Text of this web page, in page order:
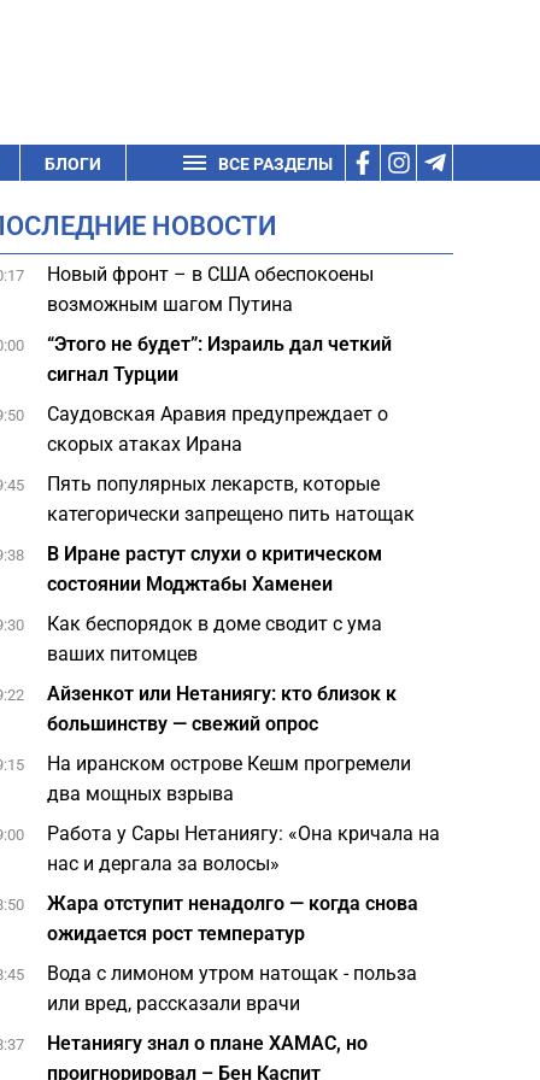
БЛОГИ ВСЕ РАЗДЕЛЫ
НОВОСТИ
Новый фронт – в США обеспокоены
возможным шагом Путина
“Этого не будет”: Израиль дал четкий
сигнал Турции
Саудовская Аравия предупреждает о
скорых атаках Ирана
Пять популярных лекарств, которые
категорически запрещено пить натощак
В Иране растут слухи о критическом
состоянии Моджтабы Хаменеи
Как беспорядок в доме сводит с ума
ваших питомцев
Айзенкот или Нетаниягу: кто близок к
большинству — свежий опрос
На иранском острове Кешм прогремели
два мощных взрыва
Работа у Сары Нетаниягу: «Она кричала на
нас и дергала за волосы»
Жара отступит ненадолго — когда снова
ожидается рост температур
Вода с лимоном утром натощак - польза
или вред, рассказали врачи
Нетаниягу знал о плане ХАМАС, но
проигнорировал – Бен Каспит